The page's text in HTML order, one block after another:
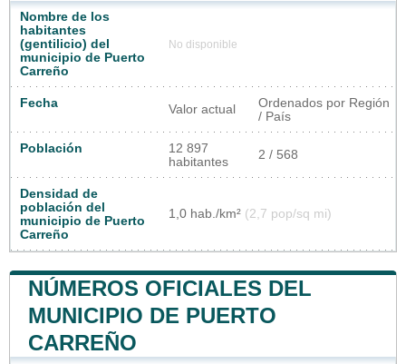
Nombre de los
habitantes
(gentilicio) del
municipio de Puerto
Carreño
No disponible
Fecha Valor actual
Ordenados por Región
/ País
Población
12 897
habitantes
2 / 568
Densidad de
población del
municipio de Puerto
Carreño
1,0 hab./km² (2,7 pop/sq mi)
NÚMEROS OFICIALES DEL
MUNICIPIO DE PUERTO
CARREÑO